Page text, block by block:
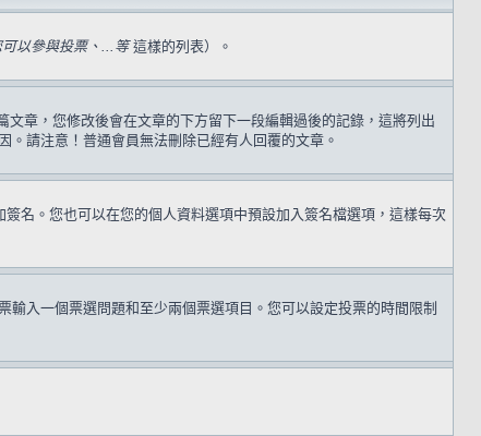
以參與投票、...等這樣的列表）。
章，您修改後會在文章的下方留下一段編輯過後的記錄，這將列出
請注意！普通會員無法刪除已經有人回覆的文章。
簽名。您也可以在您的個人資料選項中預設加入簽名檔選項，這樣每次
入一個票選問題和至少兩個票選項目。您可以設定投票的時間限制